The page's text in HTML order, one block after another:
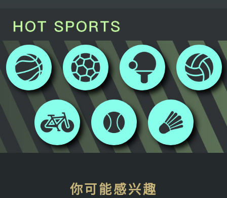
你可能感兴趣